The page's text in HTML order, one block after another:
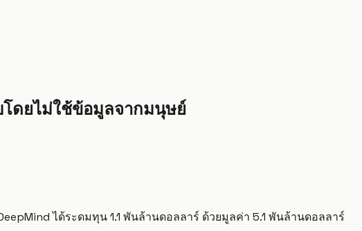
โดยไม่ใช้ข้อมูลจากมนุษย์
ได้ระดมทุน 1.1 พันล้านดอลลาร์ ด้วยมูลค่า 5.1 พันล้านดอลลาร์